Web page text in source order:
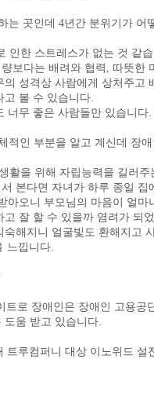
는 곳인데 4년간 분위기가 어
인한 스트레스가 없는 것 같
보다는 배려와 협력 , 따뜻한
의 성격상 사람에게 상처주
고 볼 수 있습니다.
너무 좋은 사람들만 있습니다.
적인 부분을 알고 계신데 장
활을 위해 자립능력을 길러
본다면 자녀가 하루 종일
아오니 부모님의 마음이 얼마
고 잘 할 수 있을까 염려가 되
숙해지니 얼굴빛도 환해지고
느낍니다.
트로 장애인은 장애인 고용공
움 받고 있습니다.
트루컴퍼니 대상 이노위드